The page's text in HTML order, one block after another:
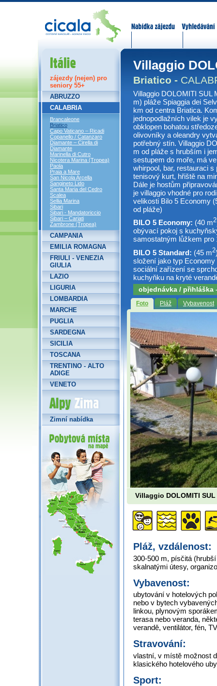
Villaggio
Briatico -
Villaggio DOLOMITI SUL
m) pláže Spiaggia dei
km od centra Briatica.
jednopodlažních vilek je
obklopen bohatou
olivovníky a oleandry
potřebný stín. Villaggio
m od pláže s hrubším i
sestupem do moře, má
whirpool, bar, restauraci
tenisový kurt, hřiště na
Dále je hostům
je villaggio vhodné pro
velikosti Bilo 5 Economy
od pláže)
BILO 5 Economy: (40 m2
obývací pokoj s
samostatným lůžkem pro
BILO 5 Standard: (45 m2
složení jako typ
sociální zařízení se
kuchyňku na kryté
objednávka / přihláška
Foto Pláž Vybavenost
Villaggio DOLOMITI SUL
Pláž, vzdálenost:
300-500 m, písčitá
skalnatými útesy,
Vybavenost:
ubytování v hotelových
nebo v bytech
linkou, plynovým
terasa nebo veranda,
verandě, ventilátor, fén,
Stravování:
vlastní, v místě možnost
klasického hotelového
Sport:
Itálie
zájezdy (nejen) pro
seniory 55+
ABRUZZO
CALABRIA
Brancaleone
Briatico
Capo Vaticano – Ricadi
Copanello / Catanzaro
Diamante – Cirella di
Diamante
Marinella di Cutro
Nicotera Marina (Tropea)
Paola
Praia a Mare
San Nicola Arcella
Sangineto Lido
Santa Maria del Cedro
Scalea
Sellia Marina
Sibari
Sibari - Mandatoriccio
Sibari – Cariati
Zambrone (Tropea)
CAMPANIA
EMILIA ROMAGNA
FRIULI - VENEZIA
GIULIA
LAZIO
LIGURIA
LOMBARDIA
MARCHE
PUGLIA
SARDEGNA
SICILIA
TOSCANA
TRENTINO - ALTO
ADIGE
VENETO
Alpy Zima
Zimní nabídka